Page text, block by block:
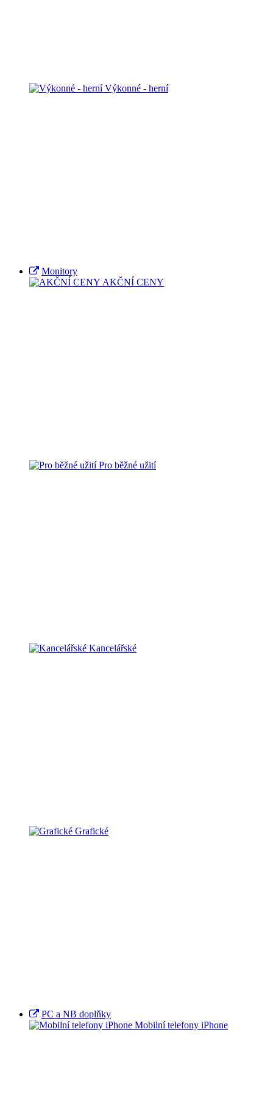
Výkonné - herní
Monitory
AKČNÍ CENY
Pro běžné užití
Kancelářské
Grafické
PC a NB doplňky
Mobilní telefony iPhone